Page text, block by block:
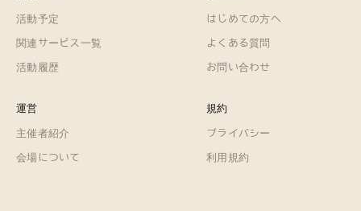
活動予定
関連サービス一覧
活動履歴
はじめての方へ
よくある質問
お問い合わせ
運営
主催者紹介
会場について
規約
プライバシー
利用規約